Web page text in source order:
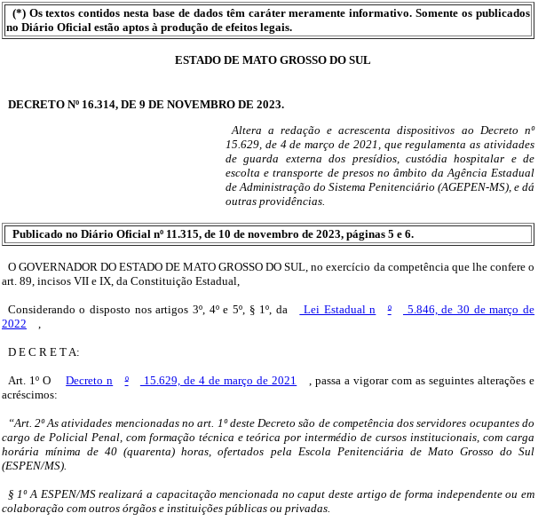
(*) Os textos contidos nesta base de dados têm caráter meramente informativo. Somente os publicados
no Diário Oficial estão aptos à produção de efeitos legais.
ESTADO DE MATO GROSSO DO SUL
DECRETO Nº 16.314, DE 9 DE NOVEMBRO DE 2023.
Altera a redação e acrescenta dispositivos ao Decreto nº
15.629, de 4 de março de 2021, que regulamenta as atividades
de guarda externa dos presídios, custódia hospitalar e de
escolta e transporte de presos no âmbito da Agência Estadual
de Administração do Sistema Penitenciário (AGEPEN-MS), e dá
outras providências.
Publicado no Diário Oficial nº 11.315, de 10 de novembro de 2023, páginas 5 e 6.
O GOVERNADOR DO ESTADO DE MATO GROSSO DO SUL, no exercício da competência que lhe confere o
art. 89, incisos VII e IX, da Constituição Estadual,
Considerando o disposto nos artigos 3º, 4º e 5º, § 1º, da Lei Estadual n º
5.846, de 30 de março de
2022
,
D E C R E T A:
Art. 1º O Decreto n º 15.629, de 4 de março de 2021
, passa a vigorar com as seguintes alterações e
acréscimos:
“Art. 2º As atividades mencionadas no art. 1º deste Decreto são de competência dos servidores ocupantes do
cargo de Policial Penal, com formação técnica e teórica por intermédio de cursos institucionais, com carga
horária mínima de 40 (quarenta) horas, ofertados pela Escola Penitenciária de Mato Grosso do Sul
(ESPEN/MS).
§ 1º A ESPEN/MS realizará a capacitação mencionada no caput deste artigo de forma independente ou em
colaboração com outros órgãos e instituições públicas ou privadas.